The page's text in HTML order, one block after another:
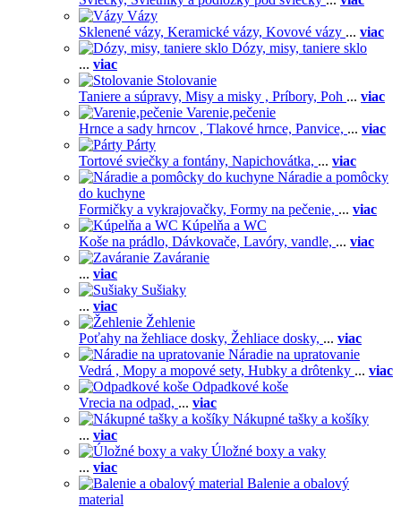
Vázy
Sklenené vázy, Keramické vázy, Kovové vázy ... viac
Dózy, misy, taniere sklo
... viac
Stolovanie
Taniere a súpravy, Misy a misky , Príbory, Poh ... viac
Varenie,pečenie
Hrnce a sady hrncov , Tlakové hrnce, Panvice, ... viac
Párty
Tortové sviečky a fontány, Napichovátka, ... viac
Náradie a pomôcky
do kuchyne
Formičky a vykrajovačky, Formy na pečenie, ... viac
Kúpelňa a WC
Koše na prádlo, Dávkovače, Lavóry, vandle, ... viac
Zaváranie
... viac
Sušiaky
... viac
Žehlenie
Poťahy na žehliace dosky, Žehliace dosky, ... viac
Náradie na upratovanie
Vedrá , Mopy a mopové sety, Hubky a drôtenky ... viac
Odpadkové koše
Vrecia na odpad, ... viac
Nákupné tašky a košíky
... viac
Úložné boxy a vaky
... viac
Balenie a obalový
material